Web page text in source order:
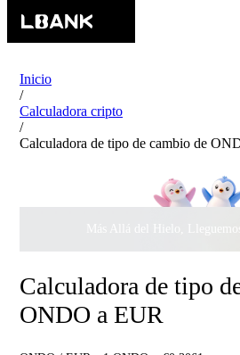
Inicio
/
Calculadora cripto
/
Calculadora de tipo de cambio de
Calculadora de tipo
ONDO a EUR